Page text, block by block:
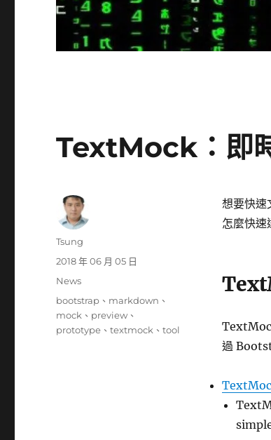
TextMock：即
想要快速
怎麼快速
過
作
Tsung
發
期:
2018 年 06 月 05 日
分
類
News
標
籤
bootstrap 、 markdown 、
mock 、 preview 、
prototype 、textmock 、tool